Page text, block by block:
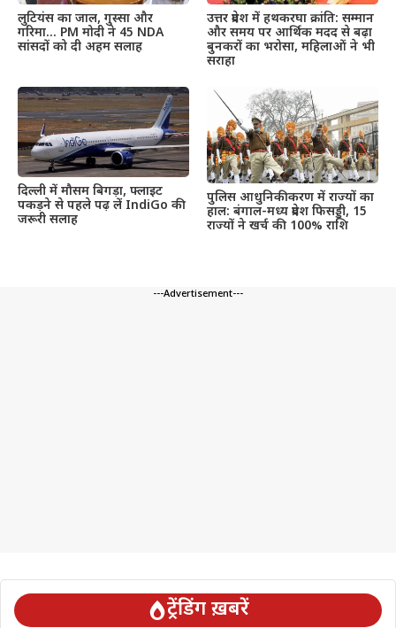
लुटियंस का जाल, गुस्सा और
गरिमा… PM मोदी ने 45 NDA
सांसदों को दी अहम सलाह
उत्तर प्रदेश में हथकरघा क्रांति: सम्मान
और समय पर आर्थिक मदद से बढ़ा
बुनकरों का भरोसा, महिलाओं ने भी
सराहा
दिल्ली में मौसम बिगड़ा, फ्लाइट
पकड़ने से पहले पढ़ लें IndiGo की
जरूरी सलाह
पुलिस आधुनिकीकरण में राज्यों का
हाल: बंगाल-मध्य प्रदेश फिसड्डी, 15
राज्यों ने खर्च की 100% राशि
---Advertisement---
ट्रेंडिंग ख़बरें